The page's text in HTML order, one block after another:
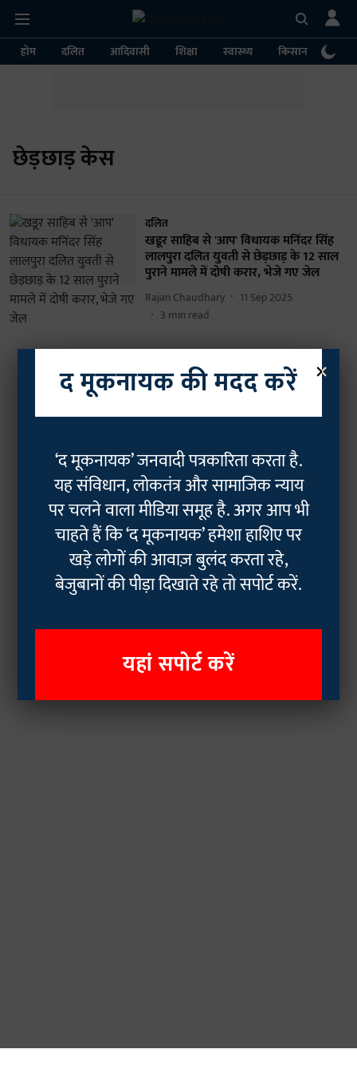
होम दलित आदिवासी शिक्षा स्वास्थ्य किसान
छेड़छाड़ केस
दलित
खडूर साहिब से 'आप' विधायक मनिंदर सिंह
लालपुरा दलित युवती से छेड़छाड़ के 12 साल
पुराने मामले में दोषी करार, भेजे गए जेल
Rajan Chaudhary
11 Sep 2025
3 min read
×
द मूकनायक की मदद करें
‘द मूकनायक’ जनवादी पत्रकारिता करता है.
यह संविधान, लोकतंत्र और सामाजिक न्याय
पर चलने वाला मीडिया समूह है. अगर आप भी
चाहते हैं कि ‘द मूकनायक’ हमेशा हाशिए पर
खड़े लोगों की आवाज़ बुलंद करता रहे,
बेजुबानों की पीड़ा दिखाते रहे तो सपोर्ट करें.
यहां सपोर्ट करें